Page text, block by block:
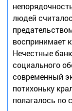
людей
воспринимает
Нечестные
социального
современный
потихоньку
полагалось по